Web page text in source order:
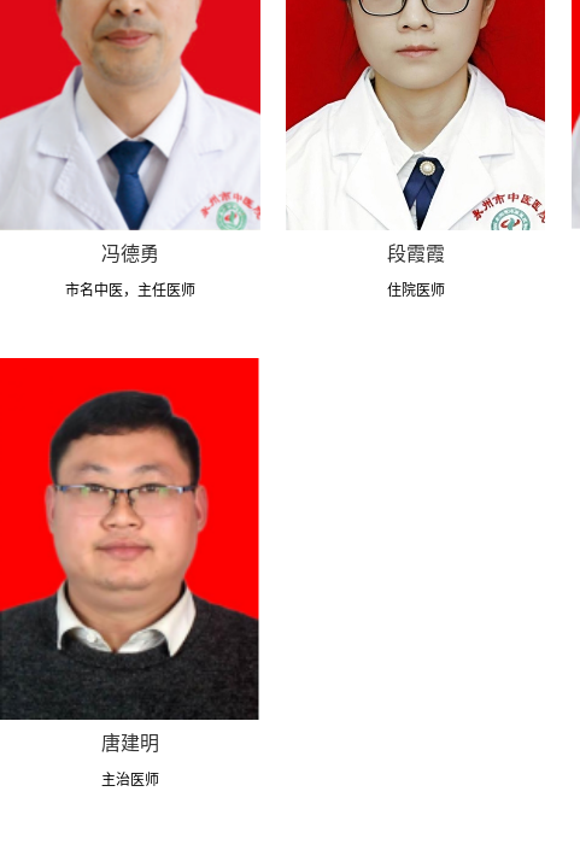
冯德勇
市名中医，主任医师
段霞霞
住院医师
唐建明
主治医师